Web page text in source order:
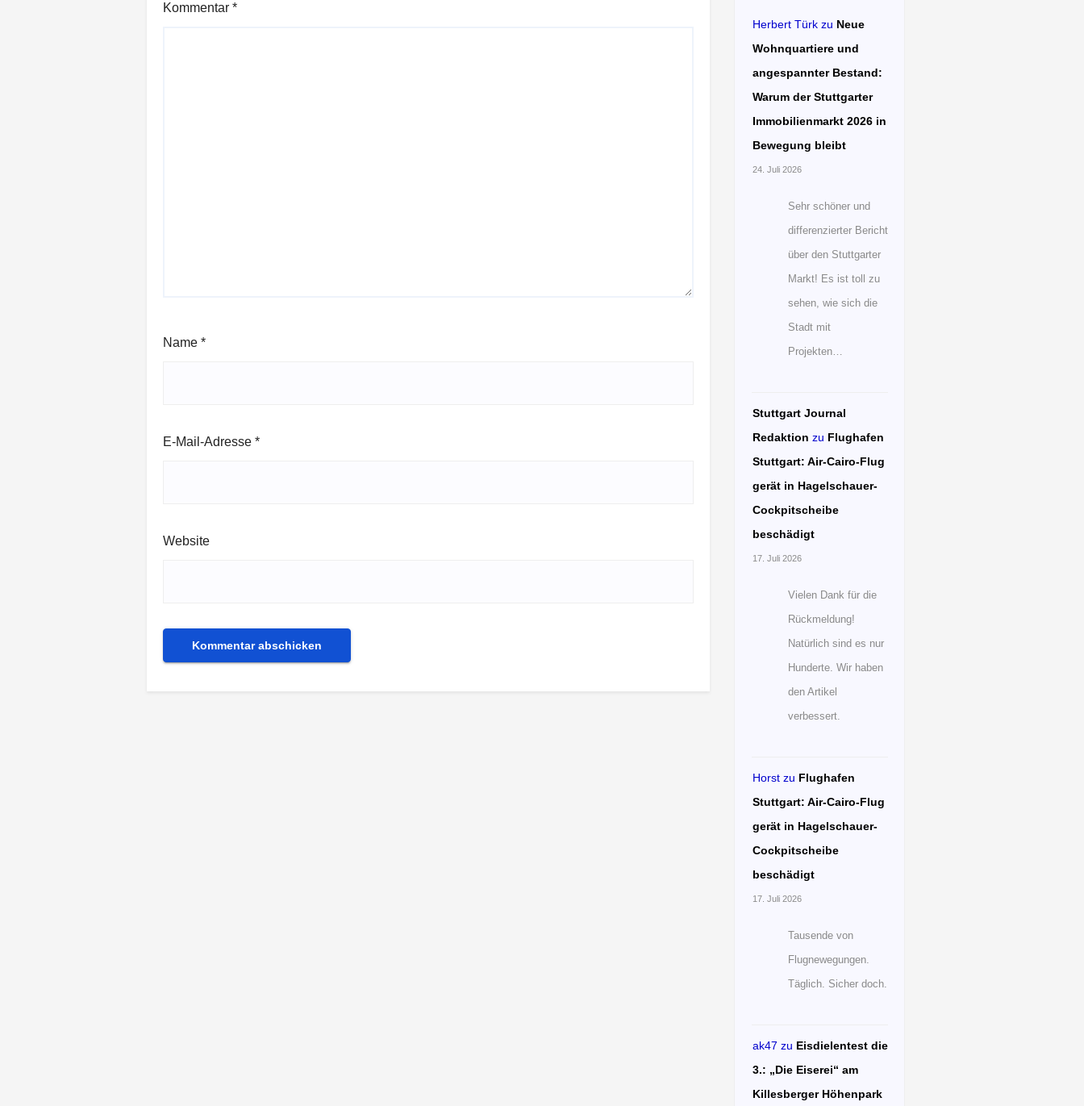
Kommentar *
Name *
E-Mail-Adresse *
Website
Herbert Türkzu Neue
Wohnquartiere und
angespannter Bestand:
Warum der Stuttgarter
Immobilienmarkt 2026 in
Bewegung bleibt
24. Juli 2026
Sehr schöner und
differenzierter Bericht
über den Stuttgarter
Markt! Es ist toll zu
sehen, wie sich die
Stadt mit
Projekten…
Stuttgart Journal
Redaktion zu Flughafen
Stuttgart: Air-Cairo-Flug
gerät in Hagelschauer-
Cockpitscheibe
beschädigt
17. Juli 2026
Vielen Dank für die
Rückmeldung!
Natürlich sind es nur
Hunderte. Wir haben
den Artikel
verbessert.
Horstzu Flughafen
Stuttgart: Air-Cairo-Flug
gerät in Hagelschauer-
Cockpitscheibe
beschädigt
17. Juli 2026
Tausende von
Flugnewegungen.
Täglich. Sicher doch.
ak47 zu Eisdielentest die
3.: „Die Eiserei“ am
Killesberger Höhenpark